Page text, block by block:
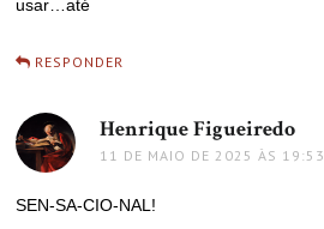
usar…até
RESPONDER
Henrique Figueiredo
11 DE MAIO DE 2025 ÀS 19:53
SEN-SA-CIO-NAL!